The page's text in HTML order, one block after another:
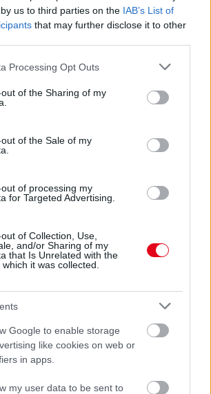
us to third parties on the IAB’s List of
that may further disclose it to other
website/app uses one or more Google
visit or usage behaviour. You may click to
to Google and its third-party tags to
specified purposes in below Google
Processing Opt Outs
of the Sharing of my
of the Sale of my
of processing my
for Targeted Advertising.
of Collection, Use,
and/or Sharing of my
that Is Unrelated with the
it was collected.
Google to enable storage
like cookies on web or
in apps.
my user data to be sent to
TÁROLJÁK A GYÓGYSZEREIKET –
A HATÁSUK
rá
FIATALNÁL JELENTKEZIK EZ A
JELEKRE FIGYELJ
AZ ECET VAGY A
A LEGERŐSEBB: EZT HASZNÁLJÁK A
ELLEN
a vízkövet